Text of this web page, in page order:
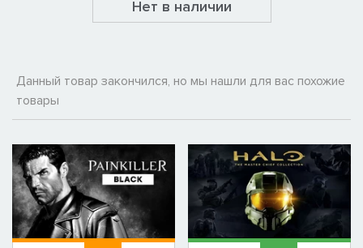
Нет в наличии
Данный товар закончился, но мы нашли для вас похожие
товары